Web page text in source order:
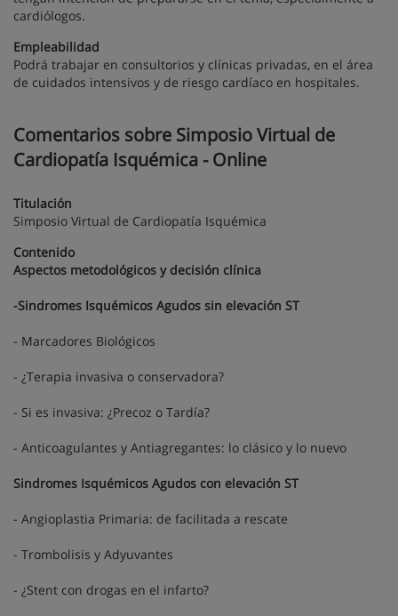
cardiólogos.
Empleabilidad
Podrá trabajar en consultorios y clínicas privadas, en el área
de cuidados intensivos y de riesgo cardíaco en hospitales.
Comentarios sobre Simposio Virtual de
Cardiopatía Isquémica - Online
Titulación
Simposio Virtual de Cardiopatía Isquémica
Contenido
Aspectos metodológicos y decisión clínica
-Sindromes Isquémicos Agudos sin elevación ST
- Marcadores Biológicos
- ¿Terapia invasiva o conservadora?
- Si es invasiva: ¿Precoz o Tardía?
- Anticoagulantes y Antiagregantes: lo clásico y lo nuevo
Sindromes Isquémicos Agudos con elevación ST
- Angioplastia Primaria: de facilitada a rescate
- Trombolisis y Adyuvantes
- ¿Stent con drogas en el infarto?